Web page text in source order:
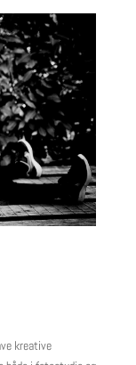
kreative